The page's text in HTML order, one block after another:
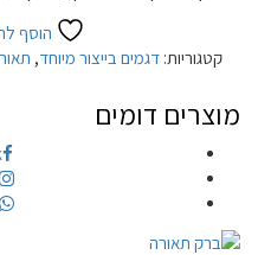
הוסף
קטגוריות: דגמים בייצור מיוחד,
מוצרים דומים